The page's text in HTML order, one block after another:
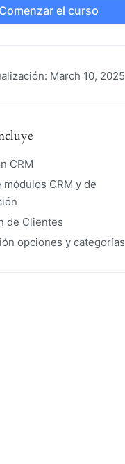
Comenzar el curso
March 10, 2025
CRM
módulos CRM y de
de Clientes
opciones y categorías